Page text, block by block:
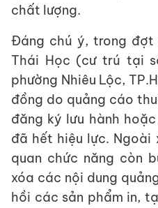
chất lượng.
Đáng chú ý, trong đợt
Thái Học (cư trú tại
phường Nhiêu Lộc,
đồng do quảng cáo
đăng ký lưu hành
đã hết hiệu lực. Ngoài
quan chức năng còn
xóa các nội dung
hồi các sản phẩm in,